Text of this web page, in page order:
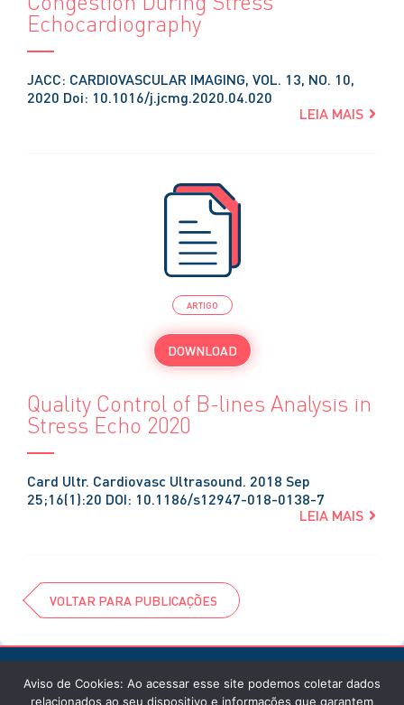
Echocardiography
JACC: CARDIOVASCULAR IMAGING, VOL. 13, NO. 10,
2020 Doi: 10.1016/j.jcmg.2020.04.020
LEIA MAIS
ARTIGO
DOWNLOAD
Quality Control of B-lines Analysis in
Stress Echo 2020
Card Ultr. Cardiovasc Ultrasound. 2018 Sep
25;16(1):20 DOI: 10.1186/s12947-018-0138-7
LEIA MAIS
VOLTAR PARA PUBLICAÇÕES
Aviso de Cookies: Ao acessar esse site podemos coletar dados
relacionados ao seu dispositivo e informações que garantem